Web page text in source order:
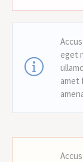
eget
amet